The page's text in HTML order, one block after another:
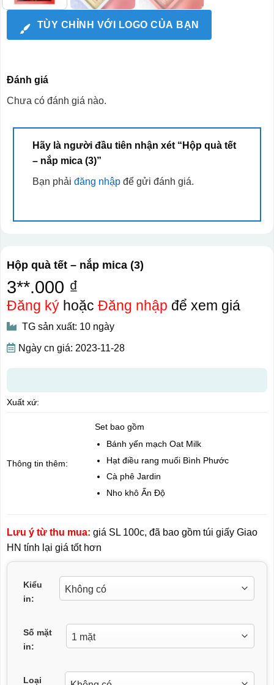
TÙY CHỈNH VỚI LOGO CỦA BẠN
Đánh giá
Chưa có đánh giá nào.
Hãy là người đầu tiên nhận xét “Hộp quà tết
– nắp mica (3)”
Bạn phải đăng nhậpđể gửi đánh giá.
Hộp quà tết – nắp mica (3)
3**.000 ₫
Đăng kýhoặc Đăng nhập để xem giá
TG sản xuất: 10 ngày
Ngày cn giá: 2023-11-28
Xuất xứ:
Thông tin thêm:
Set bao gồm
Bánh yến mạch Oat Milk
Hạt điều rang muối Bình Phước
Cà phê Jardin
Nho khô Ấn Độ
Lưu ý từ thu mua: giá SL 100c, đã bao gồm túi giấy Giao
HN tính lại giá tốt hơn
Kiểu
in:
Số mặt
in:
Loại